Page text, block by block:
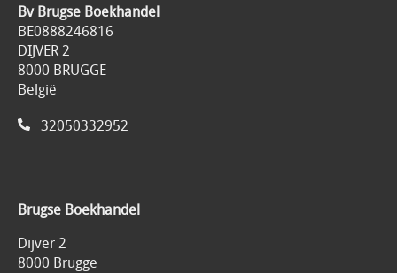
Bv Brugse Boekhandel
BE0888246816
DIJVER 2
8000 BRUGGE
België
32050332952
Brugse Boekhandel
Dijver 2
8000 Brugge